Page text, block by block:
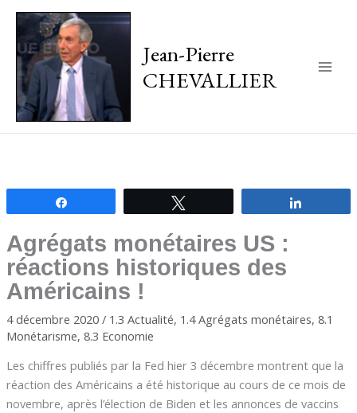
Jean-Pierre
CHEVALLIER
Agrégats monétaires US :
réactions historiques des
Américains !
4 décembre 2020 / 1.3 Actualité, 1.4 Agrégats monétaires, 8.1
Monétarisme, 8.3 Economie
Les chiffres publiés par la Fed hier 3 décembre montrent que la
réaction des Américains a été historique au cours de ce mois de
novembre, après l’élection de Biden et les annonces de vaccins